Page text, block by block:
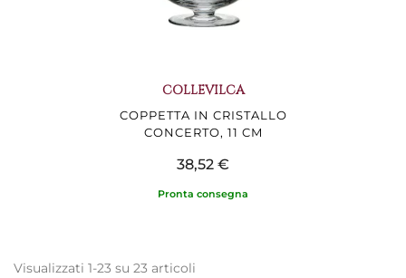
COLLEVILCA
COPPETTA IN CRISTALLO
CONCERTO, 11 CM
38,52 €
Pronta consegna
Visualizzati 1-23 su 23 articoli